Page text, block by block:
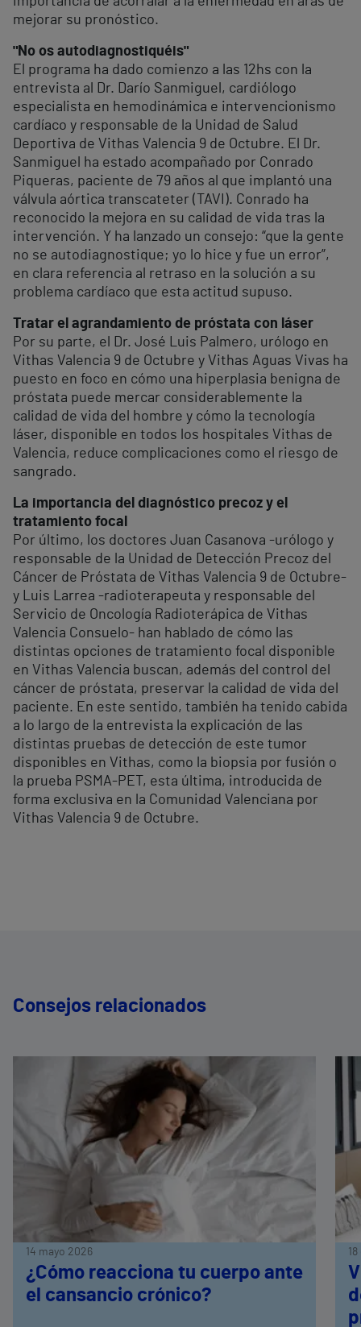
mejorar su pronóstico.
"No os autodiagnostiquéis"
El programa ha dado comienzo a las 12hs con la
entrevista al Dr. Darío Sanmiguel, cardiólogo
especialista en hemodinámica e intervencionismo
cardíaco y responsable de la Unidad de Salud
Deportiva de Vithas Valencia 9 de Octubre. El Dr.
Sanmiguel ha estado acompañado por Conrado
Piqueras, paciente de 79 años al que implantó una
válvula aórtica transcateter (TAVI). Conrado ha
reconocido la mejora en su calidad de vida tras la
intervención. Y ha lanzado un consejo: “que la gente
no se autodiagnostique; yo lo hice y fue un error”,
en clara referencia al retraso en la solución a su
problema cardíaco que esta actitud supuso.
Tratar el agrandamiento de próstata con láser
Por su parte, el Dr. José Luis Palmero, urólogo en
Vithas Valencia 9 de Octubre y Vithas Aguas Vivas ha
puesto en foco en cómo una hiperplasia benigna de
próstata puede mercar considerablemente la
calidad de vida del hombre y cómo la tecnología
láser, disponible en todos los hospitales Vithas de
Valencia, reduce complicaciones como el riesgo de
sangrado.
La importancia del diagnóstico precoz y el
tratamiento focal
Por último, los doctores Juan Casanova -urólogo y
responsable de la Unidad de Detección Precoz del
Cáncer de Próstata de Vithas Valencia 9 de Octubre-
y Luis Larrea -radioterapeuta y responsable del
Servicio de Oncología Radioterápica de Vithas
Valencia Consuelo- han hablado de cómo las
distintas opciones de tratamiento focal disponible
en Vithas Valencia buscan, además del control del
cáncer de próstata, preservar la calidad de vida del
paciente. En este sentido, también ha tenido cabida
a lo largo de la entrevista la explicación de las
distintas pruebas de detección de este tumor
disponibles en Vithas, como la biopsia por fusión o
la prueba PSMA-PET, esta última, introducida de
forma exclusiva en la Comunidad Valenciana por
Vithas Valencia 9 de Octubre.
Consejos relacionados
14 mayo 2026
¿Cómo reacciona tu cuerpo ante
el cansancio crónico?